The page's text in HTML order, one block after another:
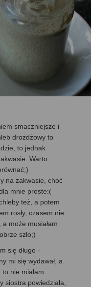
smaczniejsze i
drożdżowy to
to jednak
Warto
na zakwasie, choć
mnie proste:(
też, a potem
rosły, czasem nie.
a może musiałam
szło;)
się długo -
mi się wydawał, a
nie miałam
powiedziała,